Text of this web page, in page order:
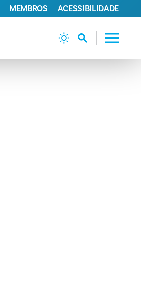
MEMBROS ACESSIBILIDADE